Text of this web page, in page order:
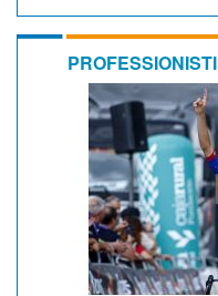
PROFESSIONISTI